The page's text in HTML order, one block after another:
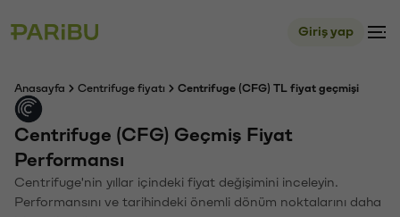
Giriş yap
Anasayfa Centrifuge fiyatı Centrifuge (CFG) TL fiyat geçmişi
Centrifuge (CFG) Geçmiş Fiyat
Performansı
Centrifuge'nin yıllar içindeki fiyat değişimini inceleyin.
Performansını ve tarihindeki önemli dönüm noktalarını daha